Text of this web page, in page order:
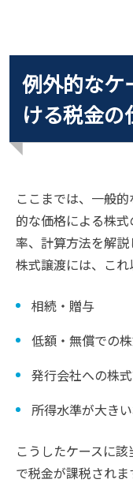
例外的なケ
ける税金の
ここまでは、一般
的な価格による株
率、計算方法を解説
株式譲渡には、これ
相続・贈与
低額・無償での
発行会社への株
所得水準が大き
こうしたケースに
で税金が課税されま